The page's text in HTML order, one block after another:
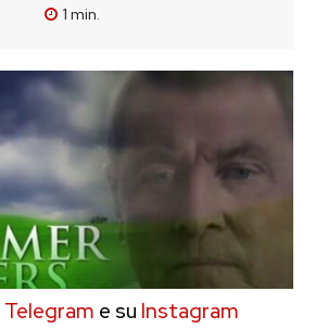
1 min.
Telegram e su Instagram